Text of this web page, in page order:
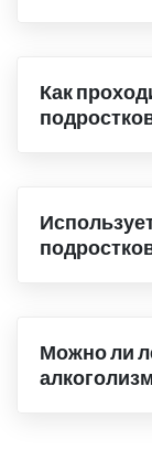
Как
Можно ли